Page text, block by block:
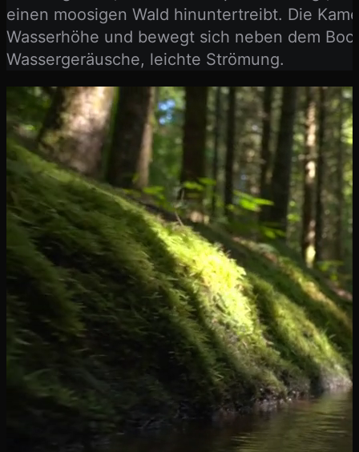
einen moosigen Wald hinuntertreibt. Die
Wasserhöhe und bewegt sich neben dem
Wassergeräusche, leichte Strömung.